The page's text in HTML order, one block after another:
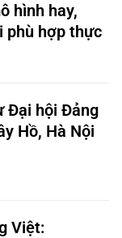
hình hay,
phù hợp thực
Đại hội Đảng
Hồ, Hà Nội
Việt: